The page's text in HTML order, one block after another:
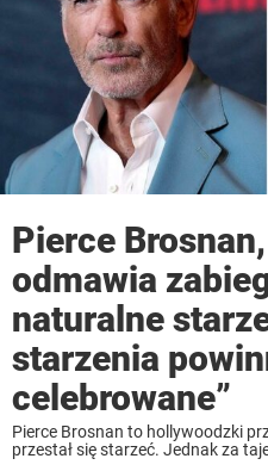
Pierce
odmawia
naturalne
starzenia
celebrowane”
Pierce Brosnan to hollywoodzki
przestał się starzeć. Jednak za